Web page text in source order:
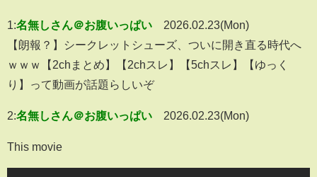
1:名無しさん＠お腹いっぱい
2026.02.23(Mon)
【朗報？】シークレットシューズ、ついに開き直る時代へ
ｗｗｗ【2chまとめ】【2chスレ】【5chスレ】【ゆっく
り】って動画が話題らしいぞ
2:名無しさん＠お腹いっぱい 2026.02.23(Mon)
This movie